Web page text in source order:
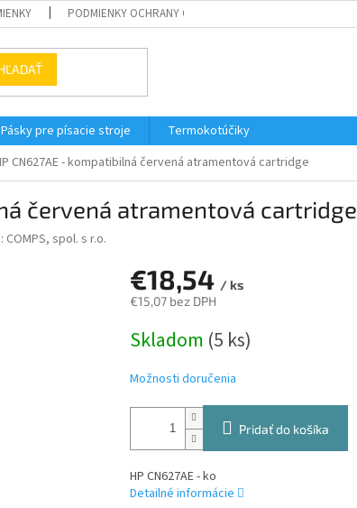
PODMIENKY OCHRANY OSOBNÝCH ÚDAJOV
Pásky pre písacie stroje
Termokotúčiky
CN627AE - kompatibilná červená atramentová cartridge
červená atramentová cartridge
COMPS, spol. s r.o.
€18,54 / ks
€15,07 bez DPH
cena:
Skladom (5 ks)
Možnosti doručenia
Pridať do košíka
HP CN627AE - ko
Detailné informácie